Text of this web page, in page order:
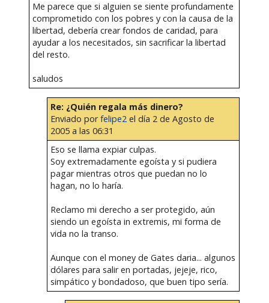
Me parece que si alguien se siente profundamente
comprometido con los pobres y con la causa de la
libertad, debería crear fondos de caridad, para
ayudar a los necesitados, sin sacrificar la libertad
del resto.
saludos
Re: ¿Quién regala más dinero?
Enviado porfelipe2 el día 2 de Agosto de
2005 a las 06:31
Eso se llama expiar culpas.
Soy extremadamente egoísta y si pudiera
pagar mientras otros que puedan no lo
hagan, no lo haría.
Reclamo mi derecho a ser protegido, aún
siendo un egoísta in extremis, mi forma de
vida no la transo.
Aunque con el money de Gates daria... algunos
dólares para salir en portadas, jejeje, rico,
simpático y bondadoso, que buen tipo sería.